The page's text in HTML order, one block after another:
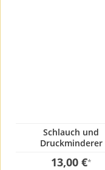
Schlauch und
Druckminderer
13,00 €*